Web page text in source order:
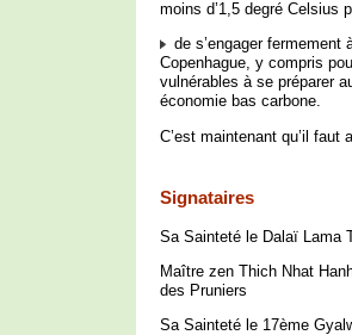
moins d’1,5 degré Celsius
de s’engager
Copenhague, y compris
vulnérables à se préparer
économie bas carbone.
C’est maintenant qu’il faut
Signataires
Sa Sainteté le Dalaï Lama
Maître zen Thich Nhat
des Pruniers
Sa Sainteté le 17ème